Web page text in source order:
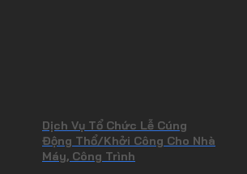
Dịch Vụ Tổ Chức Lễ Cúng
Động Thổ/Khởi Công Cho Nhà
Máy, Công Trình